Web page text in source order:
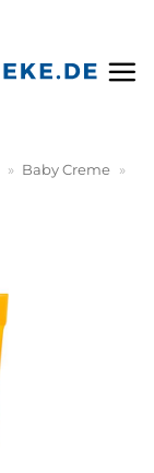
» Baby Creme »